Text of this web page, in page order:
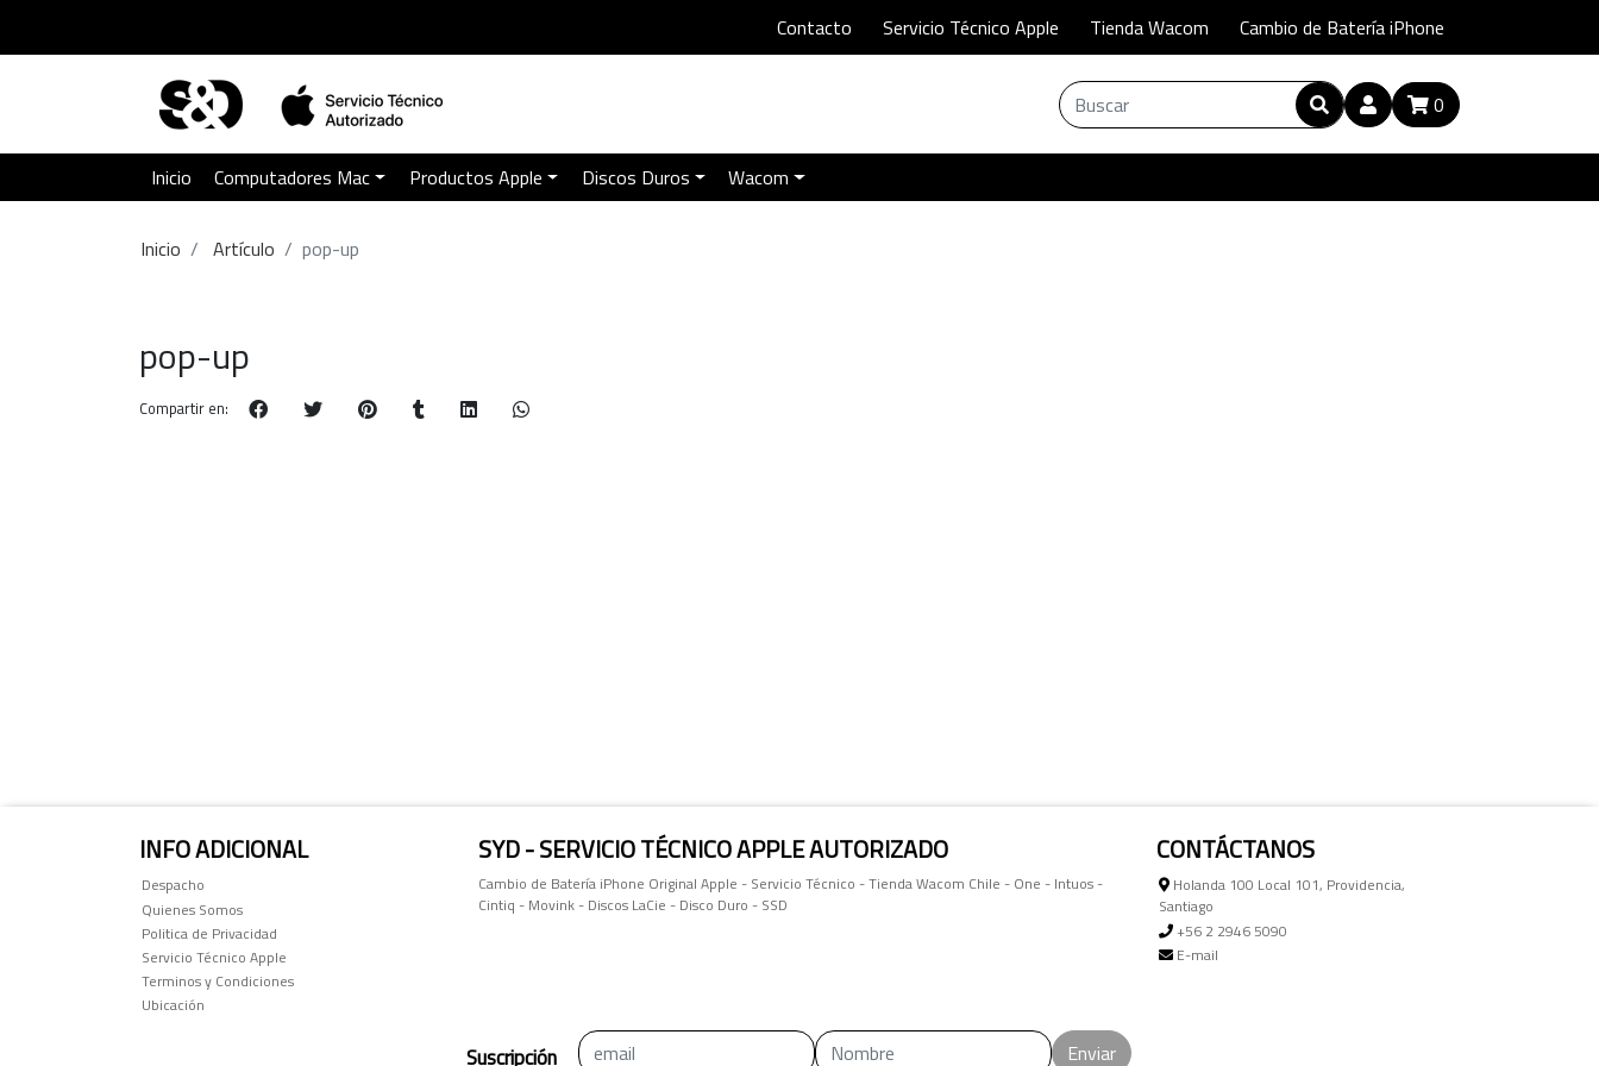
Contacto Servicio Técnico Apple Tienda Wacom Cambio de Batería iPhone
0
Inicio Computadores Mac Productos Apple Discos Duros Wacom
Inicio Artículo pop-up
pop-up
Compartir en:
INFO ADICIONAL
Despacho
Quienes Somos
Politica de Privacidad
Servicio Técnico Apple
Terminos y Condiciones
Ubicación
SYD - SERVICIO TÉCNICO APPLE AUTORIZADO
Cambio de Batería iPhone Original Apple - Servicio Técnico - Tienda Wacom Chile - One - Intuos -
Cintiq - Movink - Discos LaCie - Disco Duro - SSD
CONTÁCTANOS
Holanda 100 Local 101, Providencia,
Santiago
+56 2 2946 5090
E-mail
Suscripción Enviar